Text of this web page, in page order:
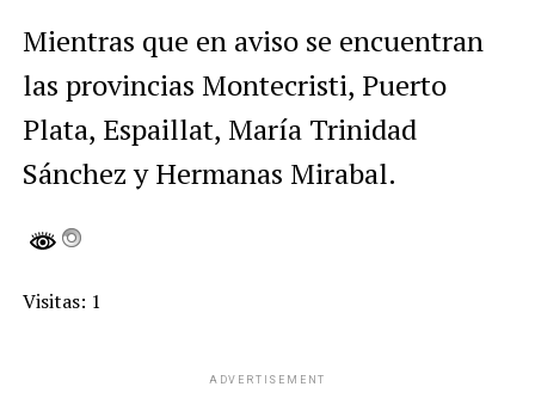
Mientras que en aviso se encuentran
las provincias Montecristi, Puerto
Plata, Espaillat, María Trinidad
Sánchez y Hermanas Mirabal.
Visitas: 1
ADVERTISEMENT